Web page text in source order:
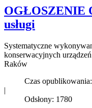
OGŁOSZENIE
usługi
Systematyczne
konserwacyjnych
Raków
Czas
|
Odsłony: 1780